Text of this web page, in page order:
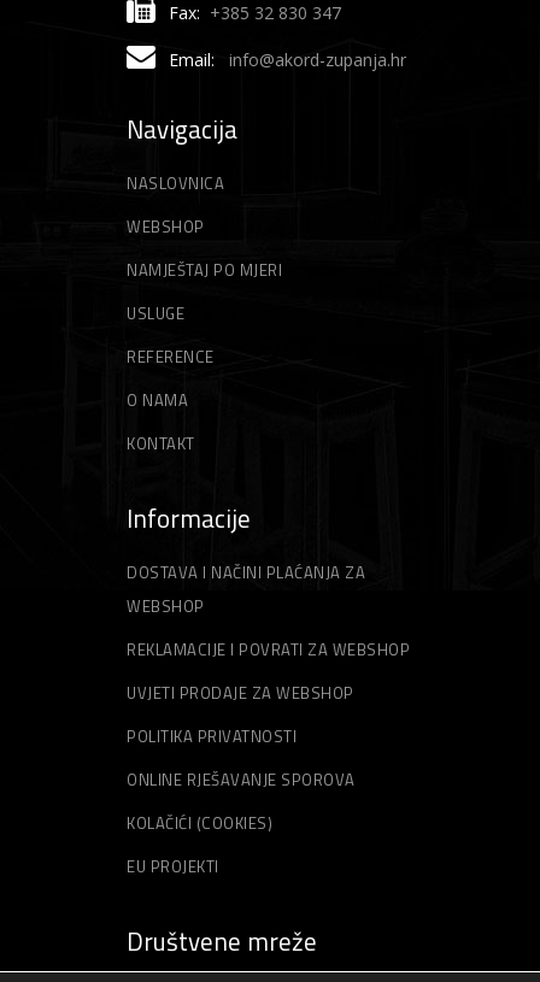
Fax: +385 32 830 347
Email: info@akord-zupanja.hr
Navigacija
NASLOVNICA
WEBSHOP
NAMJEŠTAJ PO MJERI
USLUGE
REFERENCE
O NAMA
KONTAKT
Informacije
DOSTAVA I NAČINI PLAĆANJA ZA
WEBSHOP
REKLAMACIJE I POVRATI ZA WEBSHOP
UVJETI PRODAJE ZA WEBSHOP
POLITIKA PRIVATNOSTI
ONLINE RJEŠAVANJE SPOROVA
KOLAČIĆI (COOKIES)
EU PROJEKTI
Društvene mreže